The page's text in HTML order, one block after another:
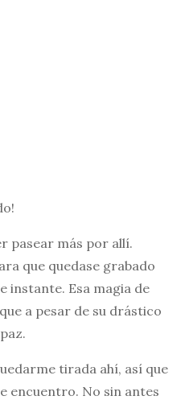
pasear más por allí.
que quedase grabado
instante. Esa magia de
a pesar de su drástico
tirada ahí, así que
encuentro. No sin antes